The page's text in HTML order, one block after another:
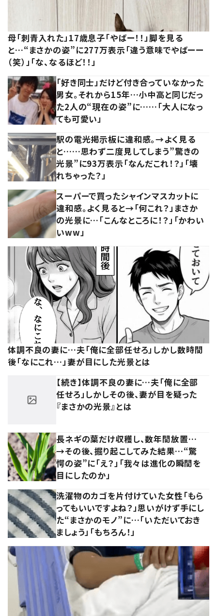
母「刺青入れた」17歳息子「やばー！！」脚を見る
と…“まさかの姿”に277万表示「違う意味でやばーー
（笑）」「な、なるほど！！」
「好き同士」だけど付き合っていなかった
男女。それから15年…小中高と同じだっ
た2人の“現在の姿”に……「大人になっ
ても可愛い」
駅の電光掲示板に違和感。→よく見る
と……思わず二度見してしまう”驚きの
光景”に93万表示「なんだこれ！？」「壊
れちゃった？」
スーパーで買ったシャインマスカットに
違和感。よく見ると→「何これ？」まさか
の光景に…「こんなところに！？」「かわい
いww」
体調不良の妻に…夫「俺に全部任せろ」しかし数時間
後「なにこれ…」妻が目にした光景とは
【続き】体調不良の妻に…夫「俺に全部
任せろ」しかしその後、妻が目を疑った
『まさかの光景』とは
長ネギの葉だけ収穫し、数年間放置…
→その後、掘り起こしてみた結果…“驚
愕の姿”に「え？」「我々は進化の瞬間を
目にしたのか」
洗濯物のカゴを片付けていた女性「もら
ってもいいですよね？」思いがけず手にし
た“まさかのモノ”に…「いただいておき
ましょう」「もちろん！」